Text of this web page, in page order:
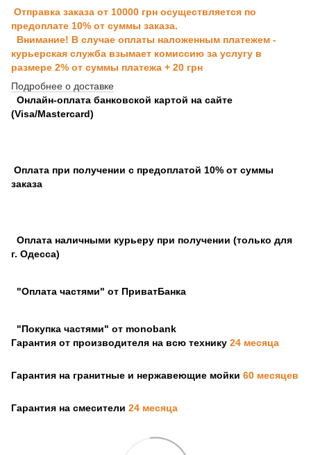
Отправка заказа от 10000 грн осуществляется по
предоплате 10% от суммы заказа.
Внимание! В случае оплаты наложенным платежем -
курьерская служба взымает комиссию за услугу в
размере 2% от суммы платежа + 20 грн
Подробнее о доставке
Онлайн-оплата банковской картой на сайте
(Visa/Mastercard)
Оплата при получении с предоплатой 10% от суммы
заказа
Оплата наличными курьеру при получении (только для
г. Одесса)
"Оплата частями" от ПриватБанка
"Покупка частями" от monobank
Гарантия от производителя на всю технику 24 месяца
Гарантия на гранитные и нержавеющие мойки 60 месяцев
Гарантия на смесители 24 месяца